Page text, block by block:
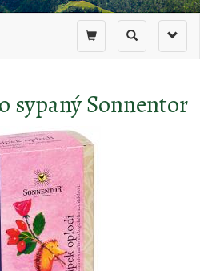
Toggle
Toggle
search
Toggle
shopping
sypaný Sonnentor